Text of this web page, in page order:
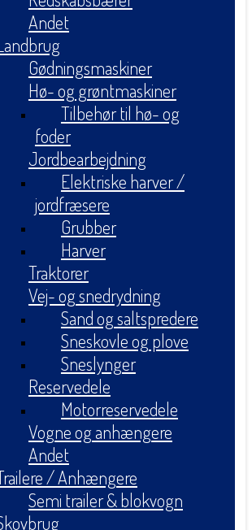
Andet
Gødningsmaskiner
Hø- og grøntmaskiner
Tilbehør til hø- og
foder
Jordbearbejdning
Elektriske harver /
jordfræsere
Grubber
Harver
Traktorer
Vej- og snedrydning
Sand og saltspredere
Sneskovle og plove
Sneslynger
Reservedele
Motorreservedele
Vogne og anhængere
Andet
/ Anhængere
Semi trailer & blokvogn